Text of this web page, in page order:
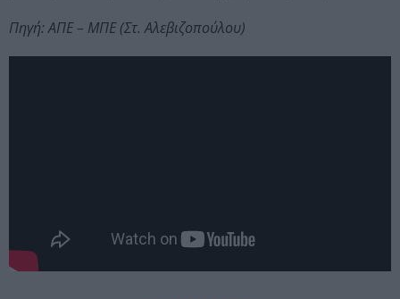
Πηγή: ΑΠΕ – ΜΠΕ (Στ. Αλεβιζοπούλου)